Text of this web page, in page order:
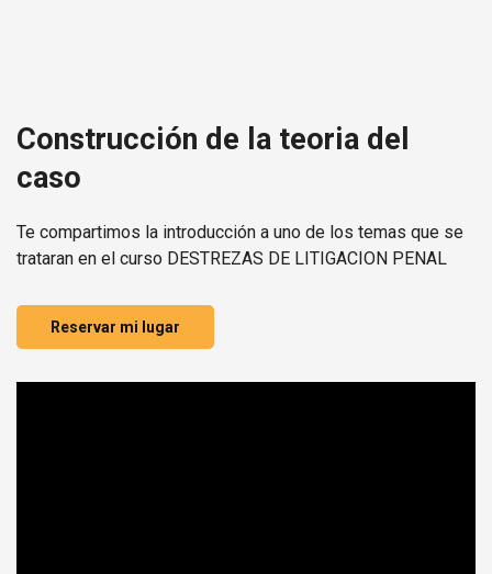
Construcción de la teoria del
caso
Te compartimos la introducción a uno de los temas que se
trataran en el curso DESTREZAS DE LITIGACION PENAL
Reservar mi lugar